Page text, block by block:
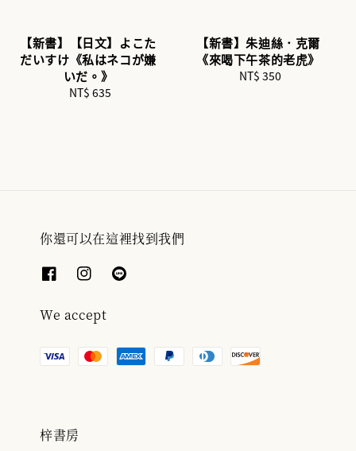
【新書】【日文】よこた
だいすけ《私はネコが嫌
いだ。》
Regular
NT$ 635
【新書】朱迪絲．克爾
《來喝下午茶的老虎》
Regular
NT$ 350
你還可以在這裡找到我們
We accept
梓書房